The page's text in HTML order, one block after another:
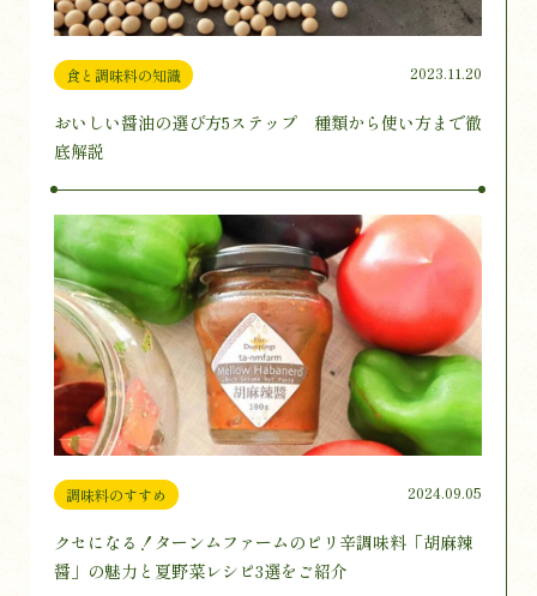
食と調味料の知識 2023.11.20
おいしい醤油の選び方5ステップ 種類から使い方まで徹
底解説
調味料のすすめ 2024.09.05
クセになる！ターンムファームのピリ辛調味料「胡麻辣
醤」の魅力と夏野菜レシピ3選をご紹介